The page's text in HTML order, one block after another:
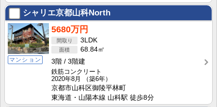
シャリエ京都山科North
マンション
5680万円
3LDK
68.84㎡
3階
3階建
鉄筋コンクリート
2020年8月
（築6年）
京都市山科区御陵平林町
東海道・山陽本線 山科駅 徒歩8分